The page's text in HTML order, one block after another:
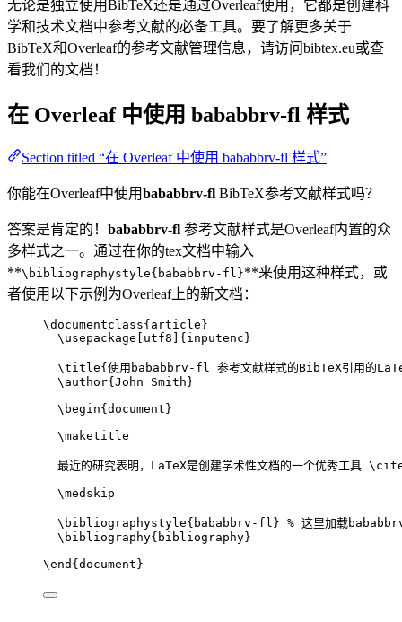
无论是独立使用BibTeX还是通过Overleaf使用，它都是创建科
学和技术文档中参考文献的必备工具。要了解更多关于
BibTeX和Overleaf的参考文献管理信息，请访问bibtex.eu或查
看我们的文档！
在 Overleaf 中使用 bababbrv-fl 样式
Section titled “在 Overleaf 中使用 bababbrv-fl 样式”
你能在Overleaf中使用bababbrv-fl BibTeX参考文献样式吗？
答案是肯定的！ bababbrv-fl 参考文献样式是Overleaf内置的众
多样式之一。通过在你的tex文档中输入
**\bibliographystyle{bababbrv-fl}**来使用这种样式，或
者使用以下示例为Overleaf上的新文档：
\documentclass{ article }
\usepackage
utf8 ]{ inputenc }
\title{使用bababbrv-fl 参考文献样式的BibTeX引用的
\author{John Smith}
\begin{ document }
\maketitle
最近的研究表明，LaTeX是创建学术性文档的一个优秀工具
\medskip
\bibliographystyle{bababbrv-fl} % 这里加载
\bibliography{bibliography}
\end { document }